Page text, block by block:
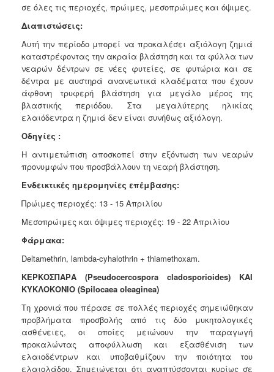
σε όλες τις περιοχές, πρώιμες, μεσοπρώιμες και όψιμες.
Διαπιστώσεις:
Αυτή την περίοδο μπορεί να προκαλέσει αξιόλογη ζημιά
καταστρέφοντας την ακραία βλάστηση και τα φύλλα των
νεαρών δέντρων σε νέες φυτείες, σε φυτώρια και σε
δέντρα με αυστηρά ανανεωτικά κλαδέματα που έχουν
άφθονη τρυφερή βλάστηση για μεγάλο μέρος της
βλαστικής περιόδου. Στα μεγαλύτερης ηλικίας
ελαιόδεντρα η ζημιά δεν είναι συνήθως αξιόλογη.
Οδηγίες :
Η αντιμετώπιση αποσκοπεί στην εξόντωση των νεαρών
προνυμφών που προσβάλλουν τη νεαρή βλάστηση.
Ενδεικτικές ημερομηνίες επέμβασης:
Πρώιμες περιοχές: 13 - 15 Απριλίου
Μεσοπρώιμες και όψιμες περιοχές: 19 - 22 Απριλίου
Φάρμακα:
Deltamethrin, lambda-cyhalothrin + thiamethoxam.
ΚΕΡΚΟΣΠΑΡΑ (Pseudocercospora cladosporioides) ΚΑΙ
ΚΥΚΛΟΚΟΝΙΟ (Spilocaea oleaginea)
Τη χρονιά που πέρασε σε πολλές περιοχές σημειώθηκαν
προβλήματα προσβολής από τις δύο μυκητολογικές
ασθένειες, οι οποίες μειώνουν την παραγωγή
προκαλώντας αποφύλλωση και εξασθένιση των
ελαιοδέντρων και υποβαθμίζουν την ποιότητα του
ελαιολάδου. Σημειώνεται ότι αναπτύσσονται κυρίως σε